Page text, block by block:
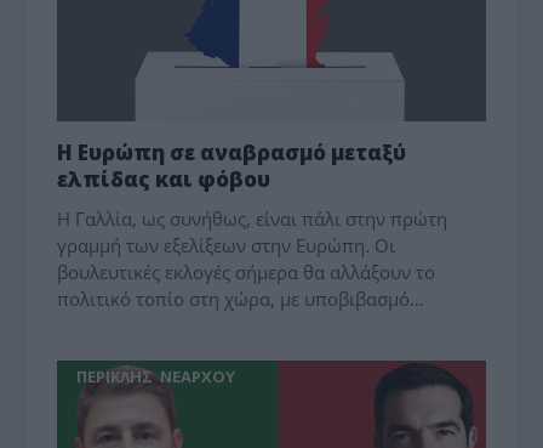
Η Ευρώπη σε αναβρασμό μεταξύ
ελπίδας και φόβου
Η Γαλλία, ως συνήθως, είναι πάλι στην πρώτη
γραμμή των εξελίξεων στην Ευρώπη. Οι
βουλευτικές ε­κλογές σήμερα θα αλλάξουν το
πολιτικό τοπίο στη χώρα, με υποβιβασμό…
ΠΕΡΙΚΛΗΣ ΝΕΑΡΧΟΥ